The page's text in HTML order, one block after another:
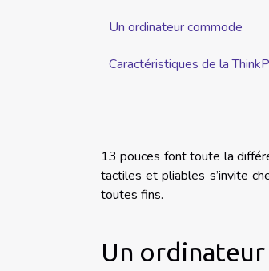
Un ordinateur commode
Caractéristiques de la
13 pouces font toute la
tactiles et pliables s’invite
toutes fins.
Un